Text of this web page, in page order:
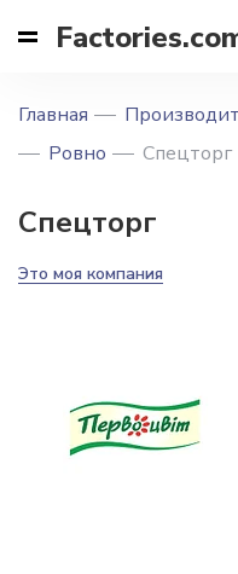
Главная
Ровно
Спецторг
Спецторг
Это моя компания